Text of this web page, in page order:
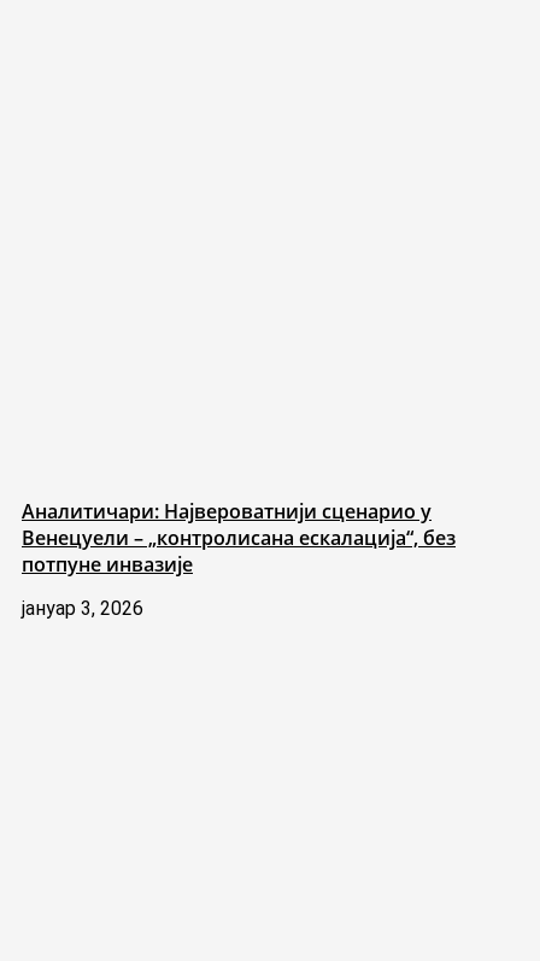
Аналитичари: Највероватнији сценарио у
Венецуели – „контролисана ескалација“, без
потпуне инвазије
јануар 3, 2026